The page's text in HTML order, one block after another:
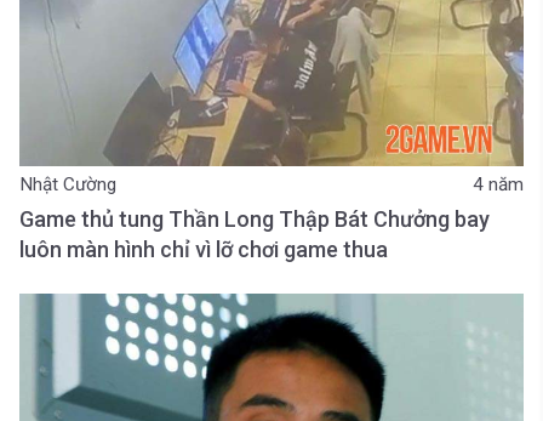
Nhật Cường 4 năm
Game thủ tung Thần Long Thập Bát Chưởng bay
luôn màn hình chỉ vì lỡ chơi game thua